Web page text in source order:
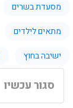
מסעדת בשרים
מתאים לילדים
ישיבה בחוץ
סגור עכשיו